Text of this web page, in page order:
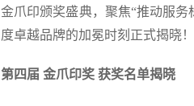
金爪印颁奖盛典，聚焦“推动服
度卓越品牌的加冕时刻正式揭晓！
第四届 金爪印奖 获奖名单揭晓